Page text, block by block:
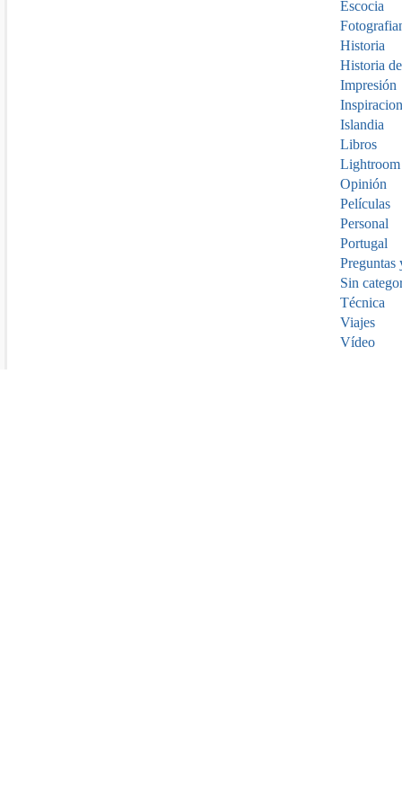
Escocia
Historia
Historia
Impresión
Islandia
Libros
Lightroom
Opinión
Películas
Personal
Portugal
Preguntas
Sin
Técnica
Viajes
Vídeo